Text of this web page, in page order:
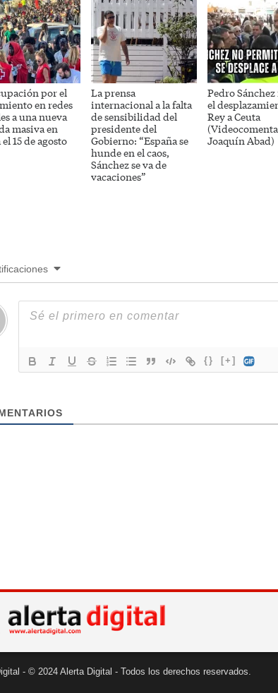
por el
en redes
a una nueva
masiva en
15 de agosto
La prensa
internacional a la falta
de sensibilidad del
presidente del
Gobierno: “España se
hunde en el caos,
Sánchez se va de
vacaciones”
Pedro
el
Rey a Ceuta
Joaquín Abad)
{} [+]
- © 2024 Alerta Digital - Todos los derechos reservados.